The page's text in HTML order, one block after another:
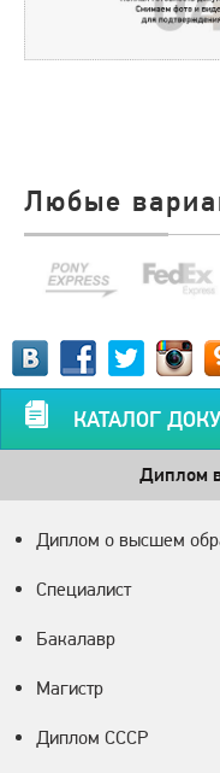
Любые
КАТАЛОГ
Диплом
Диплом о высшем
Специалист
Бакалавр
Магистр
Диплом СССР